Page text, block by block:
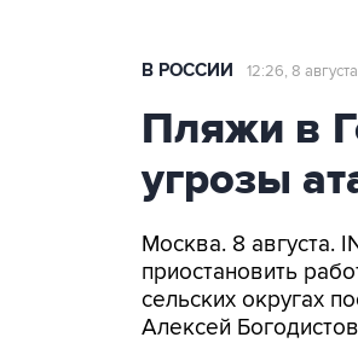
В РОССИИ 12:26, 8
Пляжи в
угрозы
Москва. 8 августа.
приостановить
сельских округах
Алексей